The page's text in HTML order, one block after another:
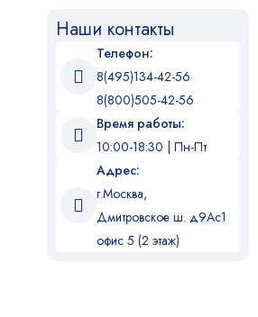
Стоматология
Хобби
Ювелирное дело
Наши контакты
Телефон:
8(495)134-42-56
8(800)505-42-56
Время работы:
10:00-18:30 | Пн-Пт
Адрес:
г.Москва,
Дмитровское ш. д9Ас1
офис 5 (2 этаж)